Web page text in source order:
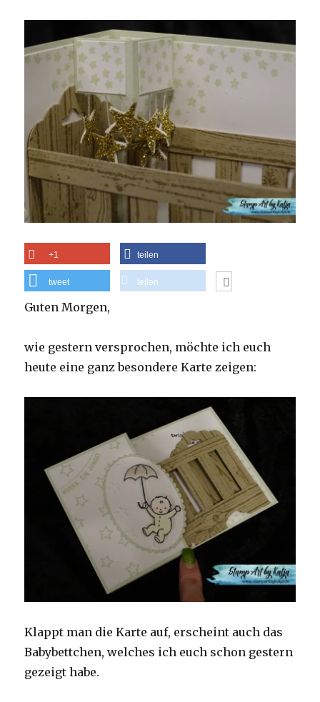
+1 teilen
tweet teilen
Guten Morgen,
wie gestern versprochen, möchte ich euch
heute eine ganz besondere Karte zeigen:
Klappt man die Karte auf, erscheint auch das
Babybettchen, welches ich euch schon gestern
gezeigt habe.